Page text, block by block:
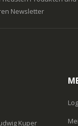
Newsletter
Kuper